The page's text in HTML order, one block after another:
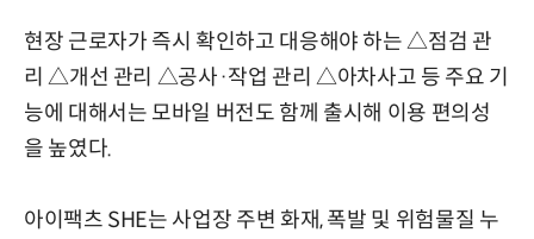
현장 근로자가 즉시 확인하고 대응해야 하는 △점검 관
리 △개선 관리 △공사·작업 관리 △아차사고 등 주요 기
능에 대해서는 모바일 버전도 함께 출시해 이용 편의성
을 높였다.
아이팩츠 SHE는 사업장 주변 화재, 폭발 및 위험물질 누